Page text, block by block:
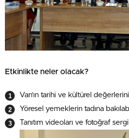
Etkinlikte neler olacak?
Van’ın tarihi ve kültürel
Yöresel yemeklerin tadına
Tanıtım videoları ve fotoğraf